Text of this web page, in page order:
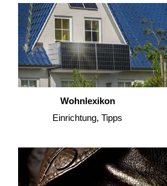
Wohnlexikon
Einrichtung, Tipps